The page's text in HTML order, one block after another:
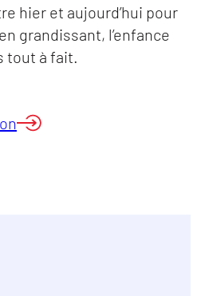
hier et aujourd’hui pour
grandissant, l’enfance
tout à fait.